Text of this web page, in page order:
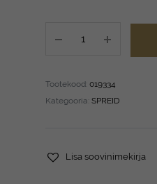
Color
Thermal
Protect
quantity
Tootekood: 019334
Kategooria: SPREID
Lisa soovinimekirja